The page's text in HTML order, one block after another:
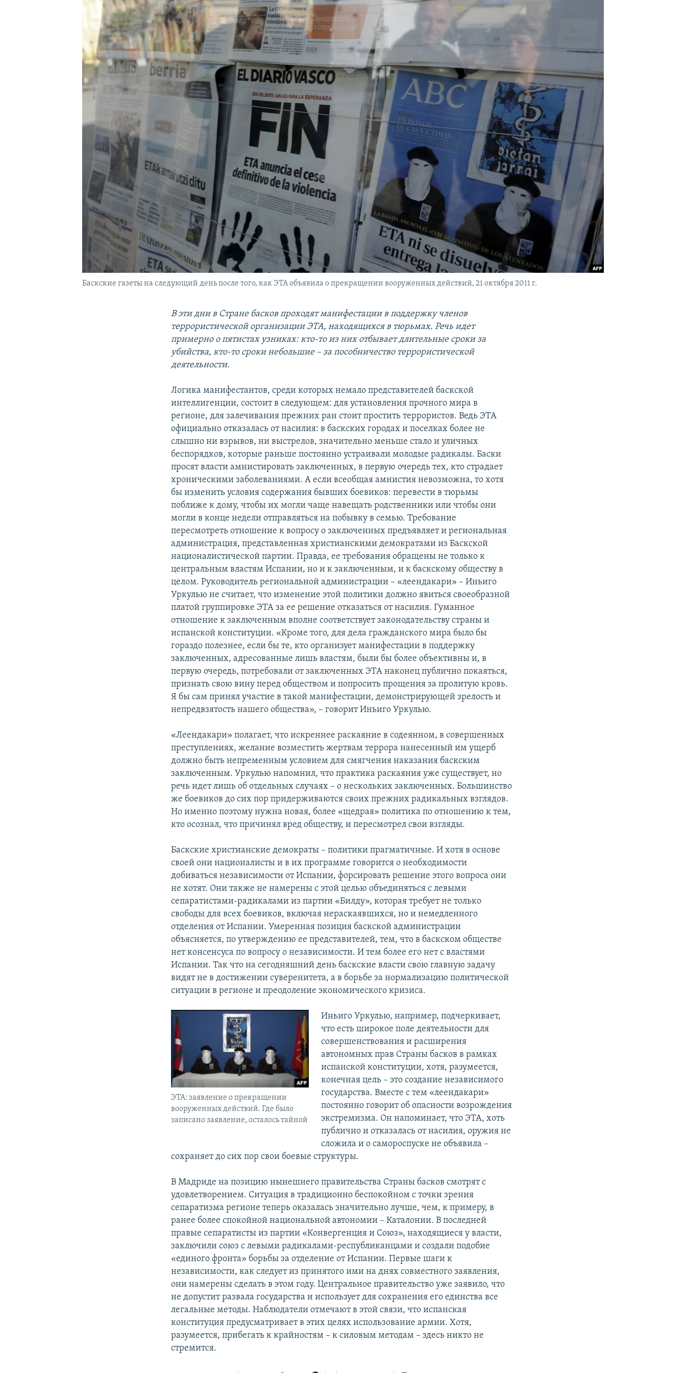
ПОДПИШИТЕСЬ НА РАССЫЛКУ
Баскские газеты на следующий день после того, как ЭТА объявила о прекращении вооруженных действий, 21 октября 2011 г.
В эти дни в Стране басков проходят манифестации в поддержку членов
террористической организации ЭТА, находящихся в тюрьмах. Речь идет
примерно о пятистах узниках: кто-то из них отбывает длительные сроки за
убийства, кто-то сроки небольшие – за пособничество террористической
деятельности.
Логика манифестантов, среди которых немало представителей баскской
интеллигенции, состоит в следующем: для установления прочного мира в
регионе, для залечивания прежних ран стоит простить террористов. Ведь ЭТА
официально отказалась от насилия: в баскских городах и поселках более не
слышно ни взрывов, ни выстрелов, значительно меньше стало и уличных
беспорядков, которые раньше постоянно устраивали молодые радикалы. Баски
просят власти амнистировать заключенных, в первую очередь тех, кто страдает
хроническими заболеваниями. А если всеобщая амнистия невозможна, то хотя
бы изменить условия содержания бывших боевиков: перевести в тюрьмы
поближе к дому, чтобы их могли чаще навещать родственники или чтобы они
могли в конце недели отправляться на побывку в семью. Требование
пересмотреть отношение к вопросу о заключенных предъявляет и региональная
администрация, представленная христианскими демократами из Баскской
националистической партии. Правда, ее требования обращены не только к
центральным властям Испании, но и к заключенным, и к баскскому обществу в
целом. Руководитель региональной администрации – «леендакари» – Иньиго
Уркулью не считает, что изменение этой политики должно явиться своеобразной
платой группировке ЭТА за ее решение отказаться от насилия. Гуманное
отношение к заключенным вполне соответствует законодательству страны и
испанской конституции. «Кроме того, для дела гражданского мира было бы
гораздо полезнее, если бы те, кто организует манифестации в поддержку
заключенных, адресованные лишь властям, были бы более объективны и, в
первую очередь, потребовали от заключенных ЭТА наконец публично покаяться,
признать свою вину перед обществом и попросить прощения за пролитую кровь.
Я бы сам принял участие в такой манифестации, демонстрирующей зрелость и
непредвзятость нашего общества», – говорит Иньиго Уркулью.
«Леендакари» полагает, что искреннее раскаяние в содеянном, в совершенных
преступлениях, желание возместить жертвам террора нанесенный им ущерб
должно быть непременным условием для смягчения наказания баскским
заключенным. Уркулью напомнил, что практика раскаяния уже существует, но
речь идет лишь об отдельных случаях – о нескольких заключенных. Большинство
же боевиков до сих пор придерживаются своих прежних радикальных взглядов.
Но именно поэтому нужна новая, более «щедрая» политика по отношению к тем,
кто осознал, что причинял вред обществу, и пересмотрел свои взгляды.
Баскские христианские демократы – политики прагматичные. И хотя в основе
своей они националисты и в их программе говорится о необходимости
добиваться независимости от Испании, форсировать решение этого вопроса они
не хотят. Они также не намерены с этой целью объединяться с левыми
сепаратистами-радикалами из партии «Билду», которая требует не только
свободы для всех боевиков, включая нераскаявшихся, но и немедленного
отделения от Испании. Умеренная позиция баскской администрации
объясняется, по утверждению ее представителей, тем, что в баскском обществе
нет консенсуса по вопросу о независимости. И тем более его нет с властями
Испании. Так что на сегодняшний день баскские власти свою главную задачу
видят не в достижении суверенитета, а в борьбе за нормализацию политической
ситуации в регионе и преодоление экономического кризиса.
ЭТА: заявление о прекращении
вооруженных действий. Где было
записано заявление, осталось тайной
Иньиго Уркулью, например, подчеркивает,
что есть широкое поле деятельности для
совершенствования и расширения
автономных прав Страны басков в рамках
испанской конституции, хотя, разумеется,
конечная цель – это создание независимого
государства. Вместе с тем «леендакари»
постоянно говорит об опасности возрождения
экстремизма. Он напоминает, что ЭТА, хоть
публично и отказалась от насилия, оружия не
сложила и о самороспуске не объявила –
сохраняет до сих пор свои боевые структуры.
В Мадриде на позицию нынешнего правительства Страны басков смотрят с
удовлетворением. Ситуация в традиционно беспокойном с точки зрения
сепаратизма регионе теперь оказалась значительно лучше, чем, к примеру, в
ранее более спокойной национальной автономии – Каталонии. В последней
правые сепаратисты из партии «Конвергенция и Союз», находящиеся у власти,
заключили союз с левыми радикалами-республиканцами и создали подобие
«единого фронта» борьбы за отделение от Испании. Первые шаги к
независимости, как следует из принятого ими на днях совместного заявления,
они намерены сделать в этом году. Центральное правительство уже заявило, что
не допустит развала государства и использует для сохранения его единства все
легальные методы. Наблюдатели отмечают в этой связи, что испанская
конституция предусматривает в этих целях использование армии. Хотя,
разумеется, прибегать к крайностям – к силовым методам – здесь никто не
стремится.